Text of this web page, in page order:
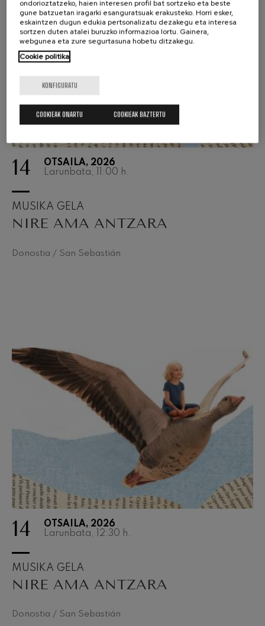
14
OTSAILA, 2026
Larunbata, 11:00 h.
MUSIKA GELA
NIRE AMA ANTZARA
Donostia / San Sebastián
14
OTSAILA, 2026
Larunbata, 12:30 h.
MUSIKA GELA
NIRE AMA ANTZARA
Donostia / San Sebastián
ondorioztatzeko, haien interesen profil bat sortzeko eta beste
gune batzuetan iragarki esanguratsuak erakusteko. Horri esker,
eskaintzen dugun edukia pertsonalizatu dezakegu eta interesa
sortzen duten atalei buruzko informazioa lortu. Gainera,
webgunea eta zure segurtasuna hobetu ditzakegu.
Cookie politika
KONFIGURATU
COOKIEAK BAZTERTU
COOKIEAK ONARTU